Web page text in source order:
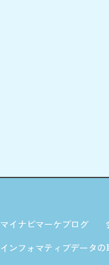
マイナビマーケブログ
インフォマティブデータ